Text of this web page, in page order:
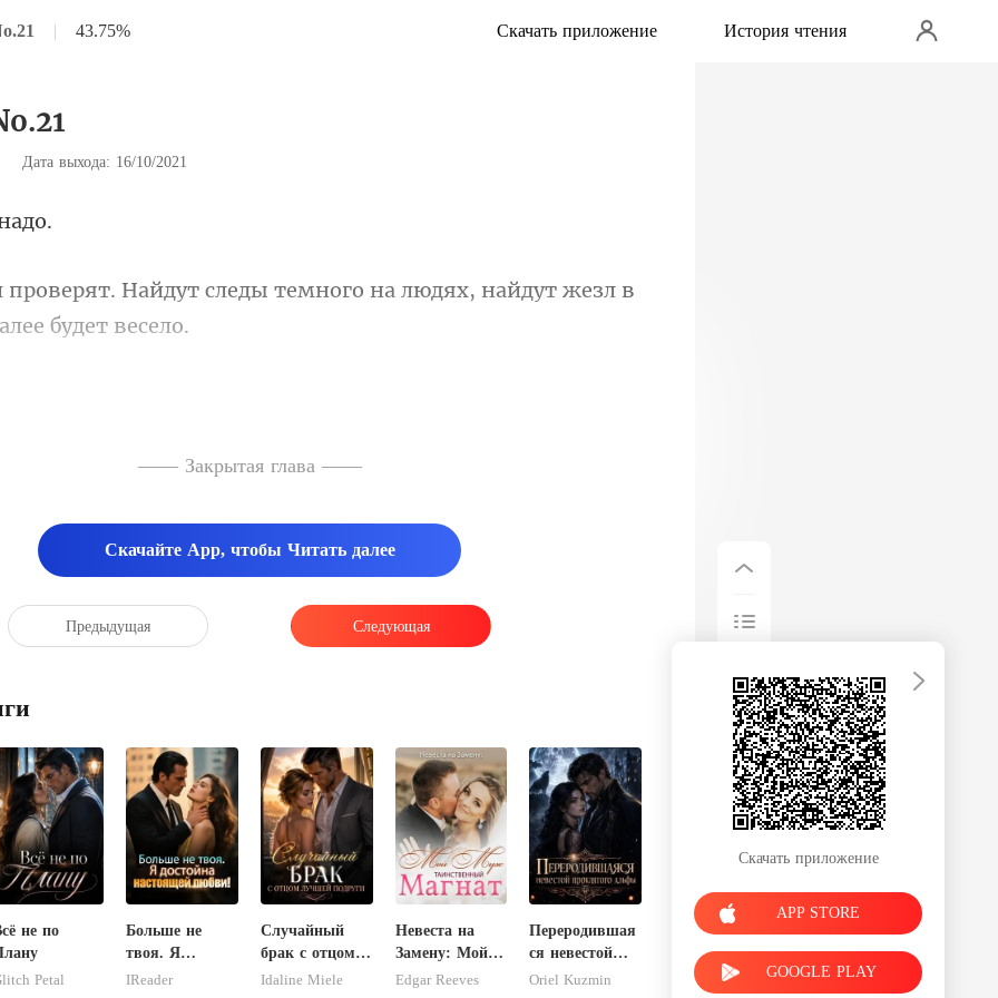
| 43.75% Скачать приложение История чтения
Дата выхода: 16/10/2021
ды темного на людях, найдут жезл
е. Предупреждать равху о пос
—— Закрытая глава ——
Скачайте App, чтобы Читать далее
Предыдущая Следующая
не по
Petal
Больше не
твоя. Я
достойна
IReader
Случайный
брак с отцом
лучшей
Idaline Miele
Невеста на
Замену: Мой
Муж –
Edgar Reeves
Переродившая
ся невестой
проклятого
Oriel Kuzmin
Скачать приложение
APP STORE
GOOGLE PLAY